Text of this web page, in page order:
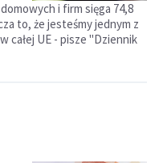
i firm sięga 74,8
to, że jesteśmy jednym z
całej UE - pisze "Dziennik